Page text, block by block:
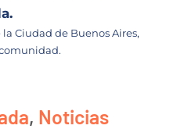
Ciudad de Buenos Aires,
, Noticias